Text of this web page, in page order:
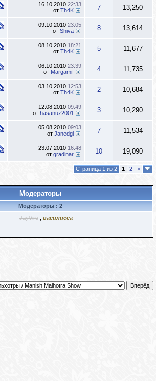
16.10.2010 22:33
от Th4K 7 13,250
09.10.2010 23:05
от Shiva 8 13,614
08.10.2010 18:21
от Th4K 5 11,677
06.10.2010 23:39
от Margamif 4 11,735
03.10.2010 12:53
от Th4K 2 10,684
12.08.2010 09:49
от hasanuz2001 3 10,290
05.08.2010 09:03
от Janedgi 7 11,534
23.07.2010 16:48
от gradinar 10 19,090
Страница 1 из 2 1 2 >
Модераторы
Модераторы : 2
JayViru василисса